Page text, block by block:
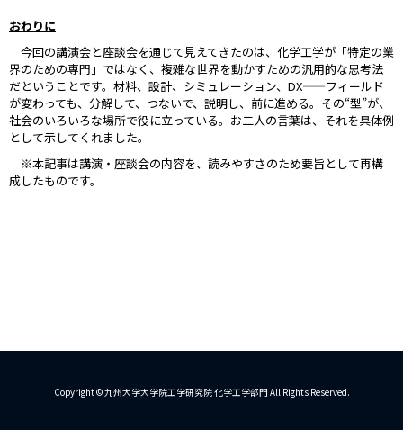
おわりに
今回の講演会と座談会を通じて見えてきたのは、化学工学が「特定の業
界のための専門」ではなく、複雑な世界を動かすための汎用的な思考法
だということです。材料、設計、シミュレーション、DX——フィールド
が変わっても、分解して、つないで、説明し、前に進める。その“型”が、
社会のいろいろな場所で役に立っている。お二人の言葉は、それを具体例
として示してくれました。
※本記事は講演・座談会の内容を、読みやすさのため要旨として再構
成したものです。
Copyright © 九州大学大学院工学研究院 化学工学部門 All Rights Reserved.